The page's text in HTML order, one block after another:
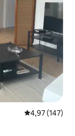
5 üzerinden
4,97 (147)